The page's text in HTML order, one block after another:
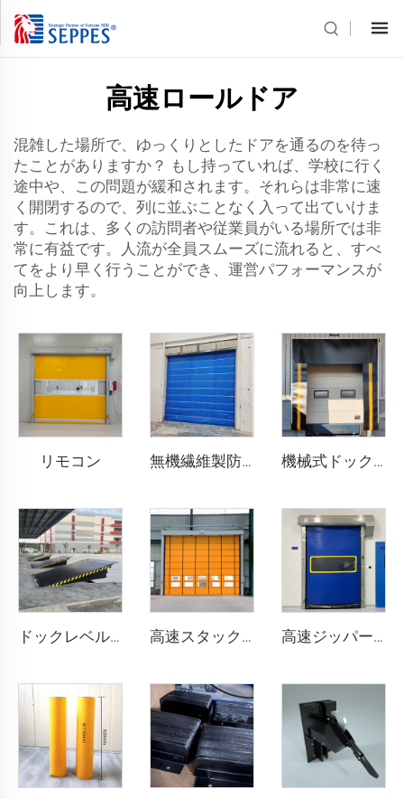
高速ロールドア
混雑した場所で、ゆっくりとしたドアを通るのを待っ
たことがありますか？ もし持っていれば、学校に行く
途中や、この問題が緩和されます。それらは非常に速
く開閉するので、列に並ぶことなく入って出ていけま
す。これは、多くの訪問者や従業員がいる場所では非
常に有益です。人流が全員スムーズに流れると、すべ
てをより早く行うことができ、運営パフォーマンスが
向上します。
リモコン 無機繊維製防火シャッタードア 機械式ドックシェルター
ドックレベル러 高速スタックドア 高速ジッパー式ドア